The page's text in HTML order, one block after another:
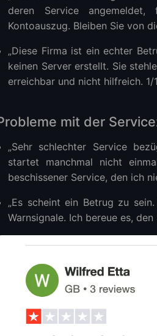
deren Service angemeldet,
Kontoauszug. Bleiben Sie von
„Diese Firma ist ein echter
keinen Server erstellt. Sie
erreichbar und nicht hilfreich. 1/
mit der
„Sehr schlechter Service
startet manchmal nicht
beschissener Service, den ich
„Es scheint ein Betrug zu
Warnsignale. Ich bereue es,